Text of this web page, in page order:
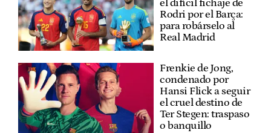
el difícil fichaje de
Rodri por el Barça:
para robárselo al
Real Madrid
Frenkie de Jong,
condenado por
Hansi Flick a seguir
el cruel destino de
Ter Stegen: traspaso
o banquillo